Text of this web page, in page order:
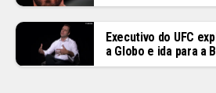
Executivo do UFC
a Globo e ida para a